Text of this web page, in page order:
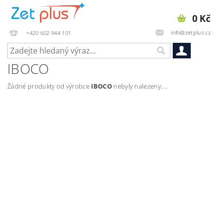
+420 602 944 101 info@zetplus.cz
0 Kč
IBOCO
Žádné produkty od výrobce IBOCOnebyly nalezeny....